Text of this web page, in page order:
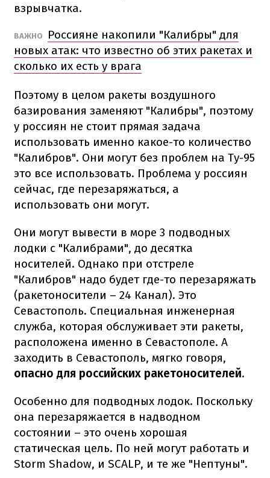
взрывчатка.
ВАЖНО
Россияне накопили "Калибры" для
новых атак: что известно об этих ракетах и
сколько их есть у врага
Поэтому в целом ракеты воздушного
базирования заменяют "Калибры", поэтому
у россиян не стоит прямая задача
использовать именно какое-то количество
"Калибров". Они могут без проблем на Ту-95
это все использовать. Проблема у россиян
сейчас, где перезаряжаться, а
использовать они могут.
Они могут вывести в море 3 подводных
лодки с "Калибрами", до десятка
носителей. Однако при отстреле
"Калибров" надо будет где-то перезаряжать
(ракетоносители – 24 Канал). Это
Севастополь. Специальная инженерная
служба, которая обслуживает эти ракеты,
расположена именно в Севастополе. А
заходить в Севастополь, мягко говоря,
опасно для российских ракетоносителей.
Особенно для подводных лодок. Поскольку
она перезаряжается в надводном
состоянии – это очень хорошая
статическая цель. По ней могут работать и
Storm Shadow, и SCALP, и те же "Нептуны".